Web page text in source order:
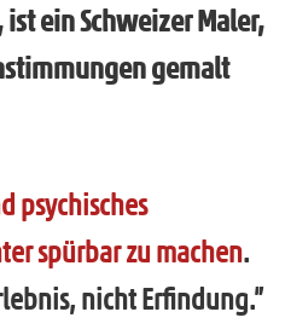
ist ein Schweizer Maler,
gemalt
psychisches
spürbar zu machen.
nicht Erfindung.”